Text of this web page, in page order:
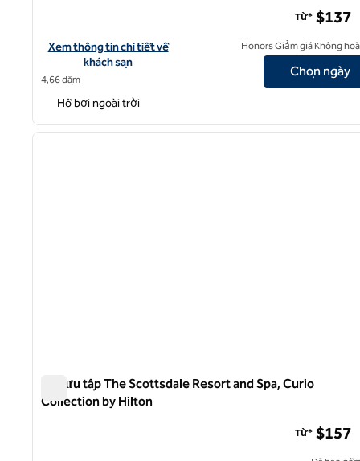
Xem chi tiết khách sạn cho Canopy by Hilton Scottsdale Old
Xem thông tin chi tiết về
khách sạn
4,66 dặm
Từ* $137
Honors Giảm giá Không
Chọn ngày
Hồ bơi ngoài trời
1/13
Bộ sưu tập The Scottsdale Resort and Spa, Curio
Collection by Hilton
Từ* $157